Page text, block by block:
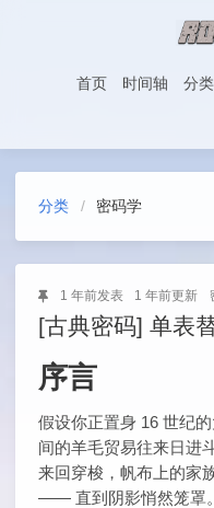
首页 时间轴 分类
分类 密码学
1 年前发表 1 年前更新
[古典密码] 单表
序言
假设你正置身 16 世纪
间的羊毛贸易往来日进
来回穿梭，帆布上的家
—— 直到阴影悄然笼罩